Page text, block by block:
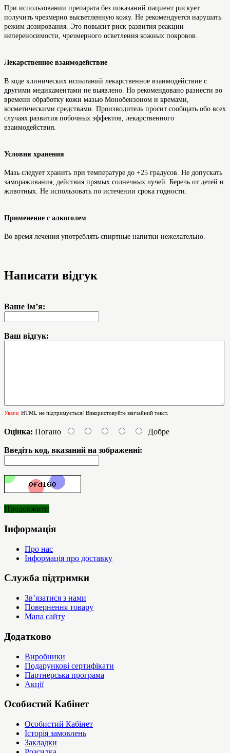
При использовании препарата без показаний пациент рискует
получить чрезмерно высветленную кожу. Не рекомендуется нарушать
режим дозирования. Это повысит риск развития реакции
непереносимости, чрезмерного осветления кожных покровов.
Лекарственное взаимодействие
В ходе клинических испытаний лекарственное взаимодействие с
другими медикаментами не выявлено. Но рекомендовано разнести во
времени обработку кожи мазью Монобензоном и кремами,
косметическими средствами. Производитель просит сообщать обо всех
случаях развития побочных эффектов, лекарственного
взаимодействия.
Условия хранения
Мазь следует хранить при температуре до +25 градусов. Не допускать
замораживания, действия прямых солнечных лучей. Беречь от детей и
животных. Не использовать по истечении срока годности.
Применение с алкоголем
Во время лечения употреблять спиртные напитки нежелательно.
Написати відгук
Ваше Ім’я:
Ваш відгук:
Увага: HTML не підтримується! Використовуйте звичайний текст.
Оцінка: Погано Добре
Введіть код, вказаний на зображенні:
Продовжити
Інформація
Про нас
Інформація про доставку
Служба підтримки
Зв’язатися з нами
Повернення товару
Мапа сайту
Додатково
Виробники
Подарункові сертифікати
Партнерська програма
Акції
Особистий Кабінет
Особистий Кабінет
Історія замовлень
Закладки